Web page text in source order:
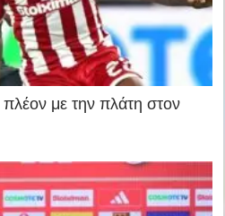
με την πλάτη στον